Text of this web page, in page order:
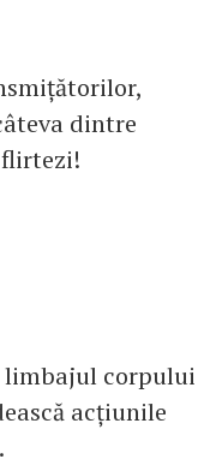
dintre
limbajul corpului
acțiunile